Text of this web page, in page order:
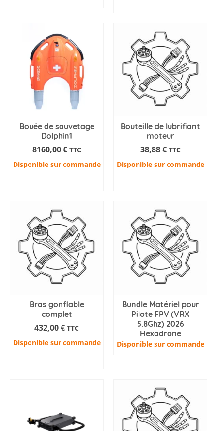
Bouée de sauvetage
Dolphin1
8160,00€ TTC
Disponible sur commande
Bouteille de lubrifiant
moteur
38,88€ TTC
Disponible sur commande
Bras gonflable
complet
432,00€ TTC
Disponible sur commande
Bundle Matériel pour
Pilote FPV (VRX
5.8Ghz) 2026
Hexadrone
Disponible sur commande